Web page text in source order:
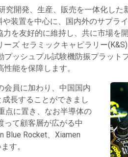
究開発、生産、販売を一体化し
装置を中心に、国内外のサプラ
を友好的に維持し、共に市場を
ズ セラミックキャピラリー
ッシュプル試験機防振プラット
能を保障します。
会員に加わり、中国国内
長することができまし
点に置き、なお半導体の
って顧客層が広がる中
Blue Rocket、Xiamen
す。